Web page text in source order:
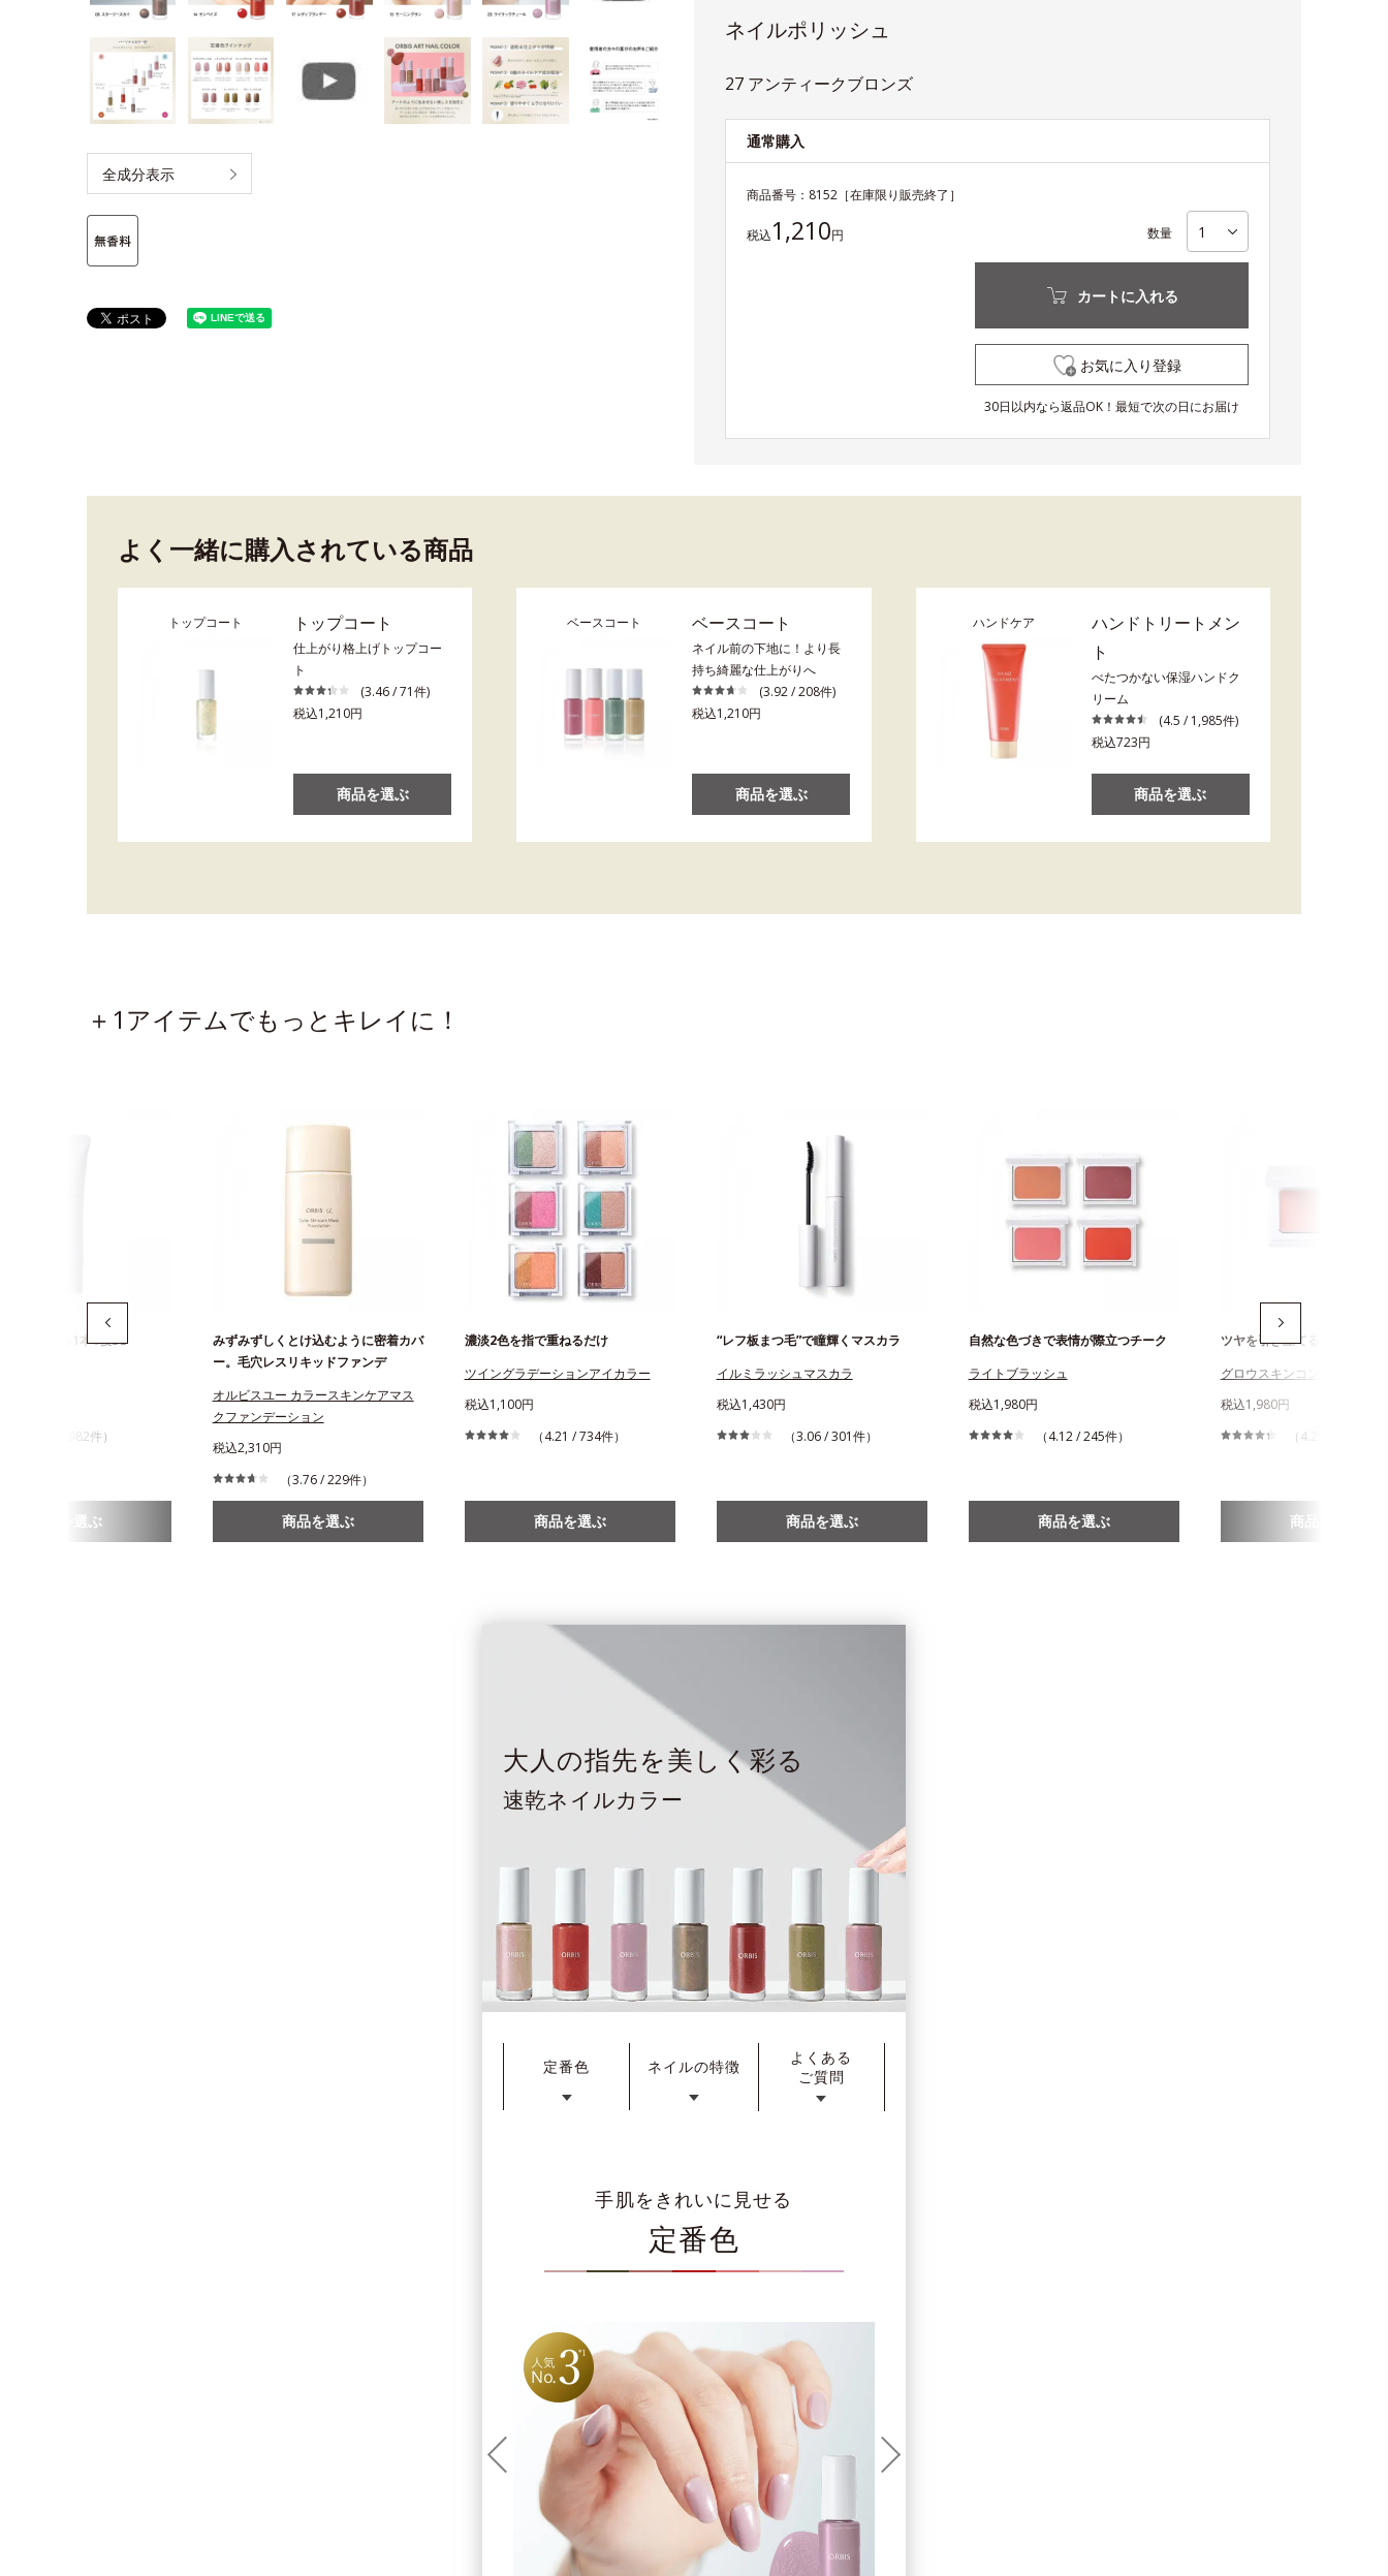
全成分表示
ネイルポリッシュ
27 アンティークブロンズ
通常購入
商品番号： 8152 ［在庫限り販売終了］
税込1,210円 数量
カートに入れる
お気に入り登録
30日以内なら返品OK！最短で次の日にお届け
よく一緒に購入されている商品
トップコート トップコート
仕上がり格上げトップコー
ト
(3.46 / 71件)
税込1,210円
商品を選ぶ
ベースコート ベースコート
ネイル前の下地に！より長
持ち綺麗な仕上がりへ
(3.92 / 208件)
税込1,210円
商品を選ぶ
ハンドケア
ハンドトリートメン
ト
べたつかない保湿ハンドク
リーム
(4.5 / 1,985件)
税込723円
商品を選ぶ
＋1アイテムでもっとキレイに！
まで叶える1本6役BB
（4.1 / 982件）
商品を選ぶ
みずみずしくとけ込むように密着カバ
ー。毛穴レスリキッドファンデ
オルビスユー カラースキンケアマス
クファンデーション
税込2,310円
（3.76 / 229件）
商品を選ぶ
濃淡2色を指で重ねるだけ
ツイングラデーションアイカラー
税込1,100円
（4.21 / 734件）
商品を選ぶ
“レフ板まつ毛”で瞳輝くマスカラ
イルミラッシュマスカラ
税込1,430円
（3.06 / 301件）
商品を選ぶ
自然な色づきで表情が際立つチーク
ライトブラッシュ
税込1,980円
（4.12 / 245件）
商品を選ぶ
ツヤを引き立てる(*1)フェイ
グロウスキンコンパクト
税込1,980円
（4.25 / 393件）
商品を選ぶ
大人の指先を美しく彩る
速乾ネイルカラー
定番色 ネイルの特徴
よくある
ご質問
手肌をきれいに見せる
定番色